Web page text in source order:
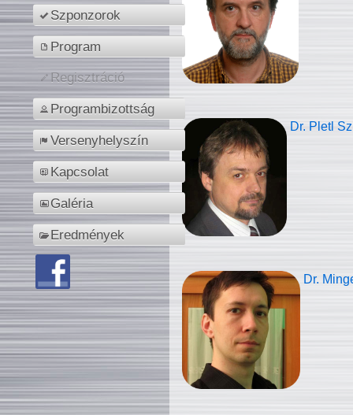
Szponzorok
Program
Regisztráció
Programbizottság
Versenyhelyszín
Kapcsolat
Galéria
Eredmények
Dr. Pletl
Dr.